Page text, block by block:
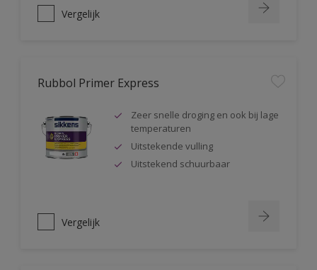
Vergelijk
Rubbol Primer Express
Zeer snelle droging en ook bij lage
temperaturen
Uitstekende vulling
Uitstekend schuurbaar
Vergelijk